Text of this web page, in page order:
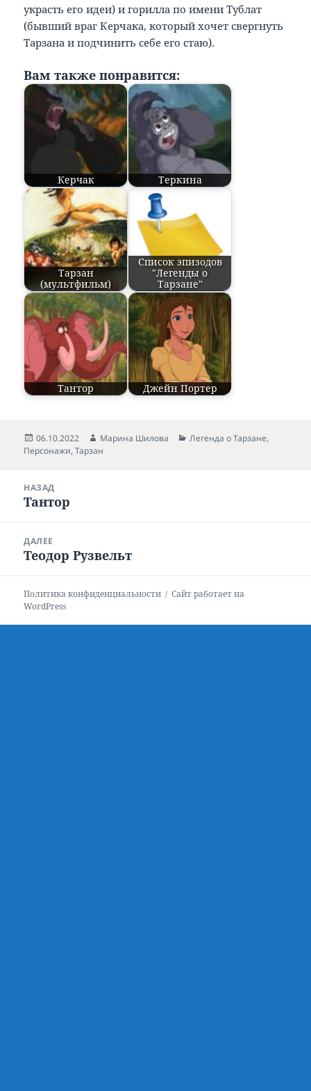
украсть его идеи) и горилла по имени Тублат
(бывший враг Керчака, который хочет свергнуть
Тарзана и подчинить себе его стаю).
Вам также понравится:
Керчак Теркина
Тарзан
(мультфильм)
Список эпизодов
"Легенды о
Тарзане"
Тантор Джейн Портер
Опубликовано
06.10.2022 Автор
Марина Шилова Рубрики
Легенда о Тарзане,
Персонажи,Тарзан
записям
НАЗАД
Предыдущая
Тантор
ДАЛЕЕ
Следующая
Теодор Рузвельт
Политика конфиденциальности
Сайт работает на
WordPress